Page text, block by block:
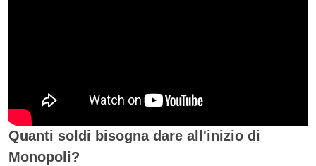
Quanti soldi bisogna dare all'inizio di
Monopoli?